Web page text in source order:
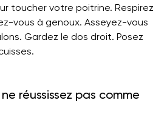
toucher votre poitrine. Respirez
vous à genoux. Asseyez-vous
Gardez le dos droit. Posez
réussissez pas comme